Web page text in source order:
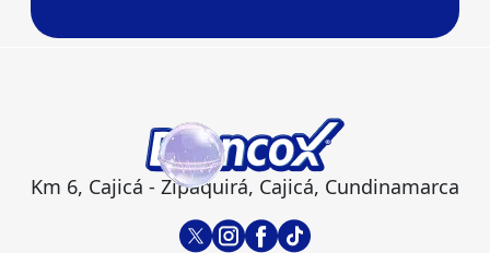
Km 6, Cajicá - Zipaquirá, Cajicá, Cundinamarca